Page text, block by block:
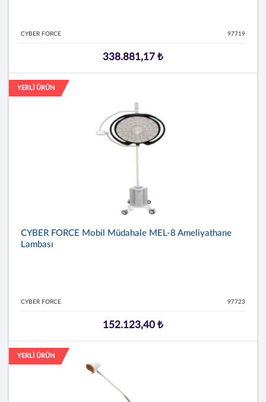
CYBER FORCE 97719
338.881,17 ₺
YERLİ ÜRÜN
CYBER FORCE Mobil Müdahale MEL-8 Ameliyathane
Lambası
CYBER FORCE 97723
152.123,40 ₺
YERLİ ÜRÜN